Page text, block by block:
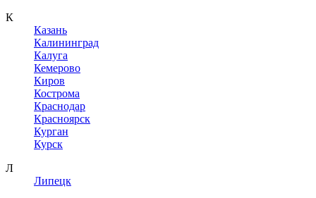
К
Казань
Калининград
Калуга
Кемерово
Киров
Кострома
Краснодар
Красноярск
Курган
Курск
Л
Липецк